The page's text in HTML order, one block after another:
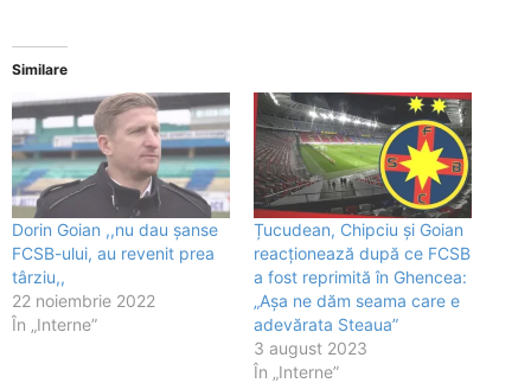
Similare
Dorin Goian ,,nu dau șanse
FCSB-ului, au revenit prea
târziu,,
22 noiembrie 2022
În „Interne”
Țucudean, Chipciu și Goian
reacționează după ce FCSB
a fost reprimită în Ghencea:
„Așa ne dăm seama care e
adevărata Steaua”
3 august 2023
În „Interne”